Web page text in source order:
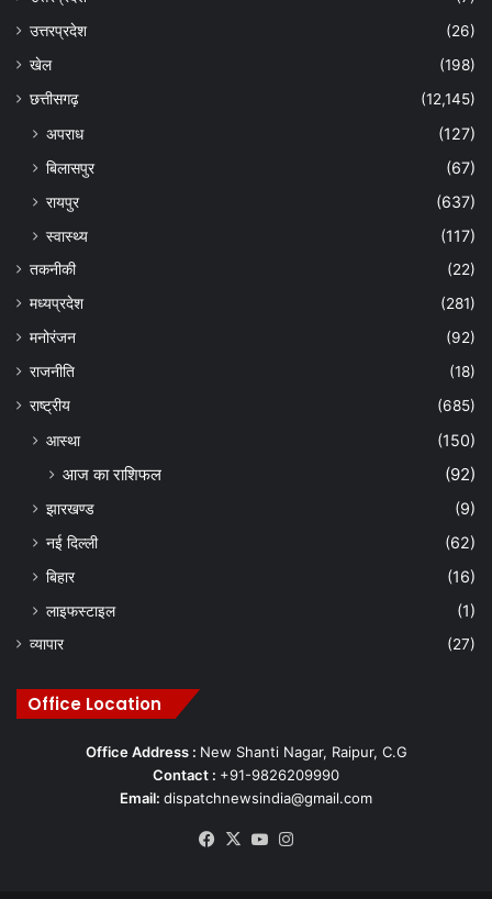
उत्तरप्रदेश
(26)
खेल
(198)
छत्तीसगढ़
(12,145)
अपराध
(127)
बिलासपुर
(67)
रायपुर
(637)
स्वास्थ्य
(117)
तकनीकी
(22)
मध्यप्रदेश
(281)
मनोरंजन
(92)
राजनीति
(18)
राष्ट्रीय
(685)
आस्था (150)
आज का राशिफल (92)
झारखण्ड
(9)
नई दिल्ली
(62)
बिहार
(16)
लाइफस्टाइल
(1)
व्यापार (27)
Office Location
Office Address : New Shanti Nagar, Raipur, C.G
Contact : +91-9826209990
Email: dispatchnewsindia@gmail.com
Facebook
X YouTube